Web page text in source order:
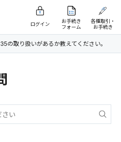
ログイン
お手続き
フォーム
各種取引・
お手続き
の取り扱いがあるか教えてください。